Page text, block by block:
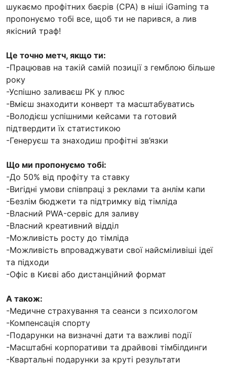
шукаємо профітних баєрів (CPA) в ніші iGaming та
пропонуємо тобі все, щоб ти не парився, а лив
якісний траф!
Це точно метч, якщо ти:
-Працював на такій самій позиції з гемблою більше
року
-Успішно заливаєш РК у плюс
-Вмієш знаходити конверт та масштабуватись
-Володієш успішними кейсами та готовий
підтвердити їх статистикою
-Генеруєш та знаходиш профітні зв’язки
Що ми пропонуємо тобі:
-До 50% від профіту та ставку
-Вигідні умови співпраці з реклами та анлім капи
-Безлім бюджети та підтримку від тімліда
-Власний PWA-сервіс для заливу
-Власний креативний відділ
-Можливість росту до тімліда
-Можливість впроваджувати свої найсміливіші ідеї
та підходи
-Офіс в Києві або дистанційний формат
А також:
-Медичне страхування та сеанси з психологом
-Компенсація спорту
-Подарунки на визначні дати та важливі події
-Масштабні корпоративи та драйвові тімбілдинги
-Квартальні подарунки за круті результати